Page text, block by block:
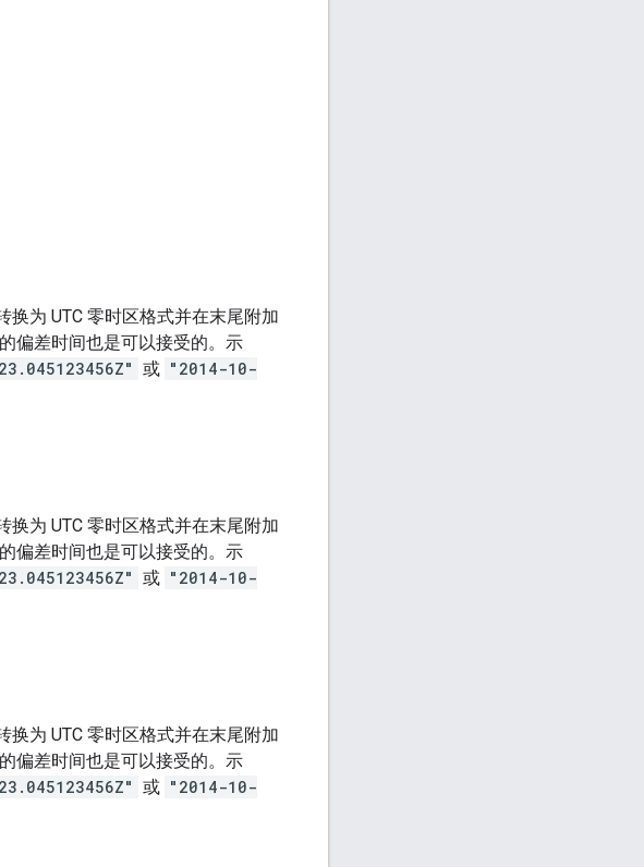
换为 UTC 零时区格式并在末尾附加
偏差时间也是可以接受的。示
或 "2014-10-
换为 UTC 零时区格式并在末尾附加
偏差时间也是可以接受的。示
或 "2014-10-
换为 UTC 零时区格式并在末尾附加
偏差时间也是可以接受的。示
或 "2014-10-